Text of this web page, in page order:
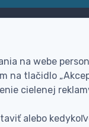
alebo na dobierku
na webe
na tlačidlo
cielenej
alebo